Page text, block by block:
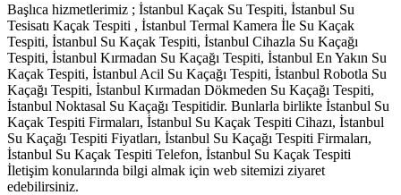
Başlıca hizmetlerimiz ; İstanbul Kaçak Su Tespiti, İstanbul Su
Tesisatı Kaçak Tespiti , İstanbul Termal Kamera İle Su Kaçak
Tespiti, İstanbul Su Kaçak Tespiti, İstanbul Cihazla Su Kaçağı
Tespiti, İstanbul Kırmadan Su Kaçağı Tespiti, İstanbul En Yakın Su
Kaçak Tespiti, İstanbul Acil Su Kaçağı Tespiti, İstanbul Robotla Su
Kaçağı Tespiti, İstanbul Kırmadan Dökmeden Su Kaçağı Tespiti,
İstanbul Noktasal Su Kaçağı Tespitidir. Bunlarla birlikte İstanbul Su
Kaçak Tespiti Firmaları, İstanbul Su Kaçak Tespiti Cihazı, İstanbul
Su Kaçağı Tespiti Fiyatları, İstanbul Su Kaçağı Tespiti Firmaları,
İstanbul Su Kaçak Tespiti Telefon, İstanbul Su Kaçak Tespiti
İletişim konularında bilgi almak için web sitemizi ziyaret
edebilirsiniz.